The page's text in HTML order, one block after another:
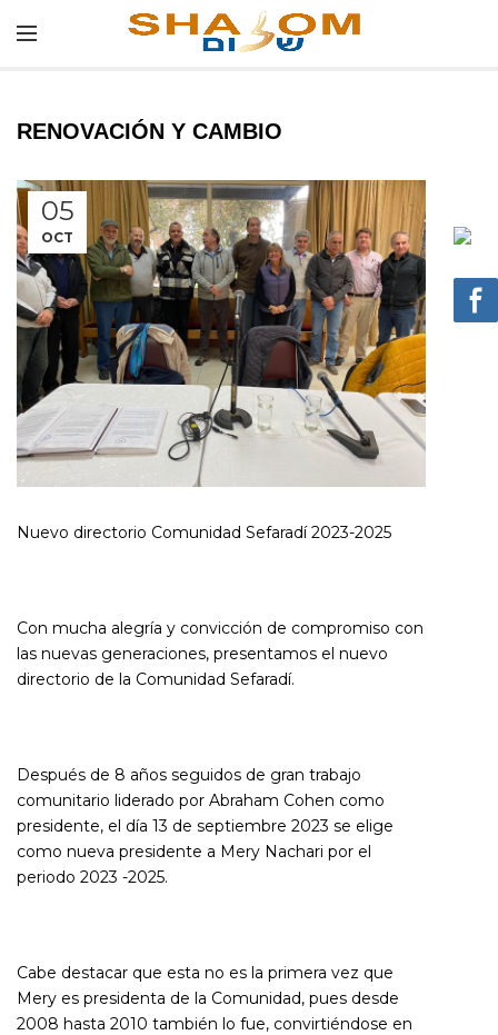
RENOVACIÓN Y CAMBIO
05
OCT
Nuevo directorio Comunidad Sefaradí 2023-2025
Con mucha alegría y convicción de compromiso con
las nuevas generaciones, presentamos el nuevo
directorio de la Comunidad Sefaradí.
Después de 8 años seguidos de gran trabajo
comunitario liderado por Abraham Cohen como
presidente, el día 13 de septiembre 2023 se elige
como nueva presidente a Mery Nachari por el
periodo 2023 -2025.
Cabe destacar que esta no es la primera vez que
Mery es presidenta de la Comunidad, pues desde
2008 hasta 2010 también lo fue, convirtiéndose en